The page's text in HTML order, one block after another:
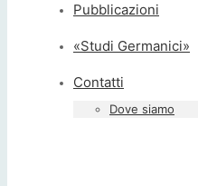
Pubblicazioni
«Studi Germanici»
Contatti
Dove siamo